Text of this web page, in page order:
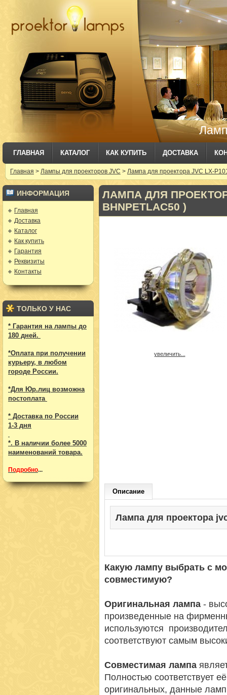
ГЛАВНАЯ КАТАЛОГ КАК КУПИТЬ ДОСТАВКА
Главная > Лампы для проекторов JVC > Лампа для проектора JVC LX-
ИНФОРМАЦИЯ
Главная
Доставка
Каталог
Как купить
Гарантия
Реквизиты
Контакты
ТОЛЬКО У НАС
* Гарантия на лампы до
180 дней.
*Оплата при получении
курьеру, в любом
городе России.
*Для Юр.лиц возможна
постоплата
* Доставка по России
1-3 дня
*. В наличии более 5000
наименований товара.
Подробно...
ЛАМПА ДЛЯ
BHNPETLAC50 )
увеличить...
Описание
Лампа для проектора
Какую лампу выбрать с
совместимую?
Оригинальная лампа -
произведенные на
используются
соответствуют самым
Совместимая лампа
Полностью соответствует
оригинальных, данные